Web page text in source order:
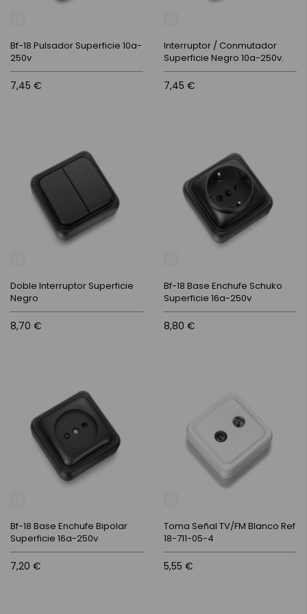
Bf-18 Pulsador Superficie 10a-
250v
7,45 €
Interruptor / Conmutador
Superficie Negro 10a-250v.
7,45 €
Doble Interruptor Superficie
Negro
8,70 €
Bf-18 Base Enchufe Schuko
Superficie 16a-250v
8,80 €
Bf-18 Base Enchufe Bipolar
Superficie 16a-250v
7,20 €
Toma Señal TV/FM Blanco Ref
18-711-05-4
5,55 €